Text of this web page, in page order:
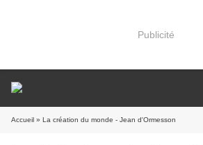
Publicité
Accueil » La création du monde - Jean d'Ormesson